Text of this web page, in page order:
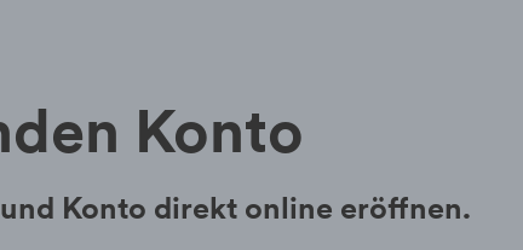
Konto
Konto direkt online eröffnen.